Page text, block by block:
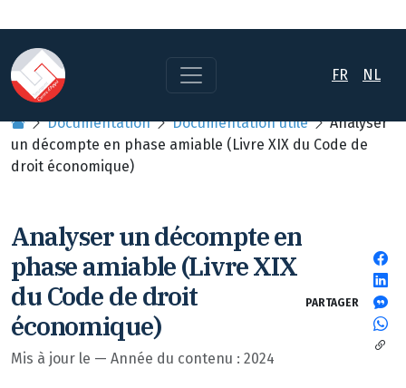
FR NL
Documentation Documentation utile
Analyser
un décompte en phase amiable (Livre XIX du Code de
droit économique)
Analyser un décompte en
phase amiable (Livre XIX
du Code de droit
économique)
Mis à jour le — Année du contenu : 2024
PARTAGER